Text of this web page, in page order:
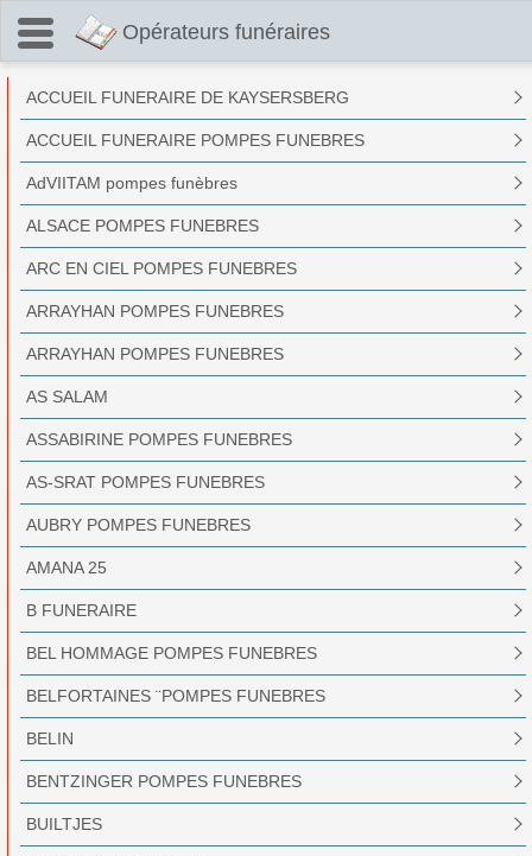
Opérateurs funéraires
ACCUEIL FUNERAIRE DE KAYSERSBERG
ACCUEIL FUNERAIRE POMPES FUNEBRES
AdVIITAM pompes funèbres
ALSACE POMPES FUNEBRES
ARC EN CIEL POMPES FUNEBRES
ARRAYHAN POMPES FUNEBRES
ARRAYHAN POMPES FUNEBRES
AS SALAM
ASSABIRINE POMPES FUNEBRES
AS-SRAT POMPES FUNEBRES
AUBRY POMPES FUNEBRES
AMANA 25
B FUNERAIRE
BEL HOMMAGE POMPES FUNEBRES
BELFORTAINES ¨POMPES FUNEBRES
BELIN
BENTZINGER POMPES FUNEBRES
BUILTJES